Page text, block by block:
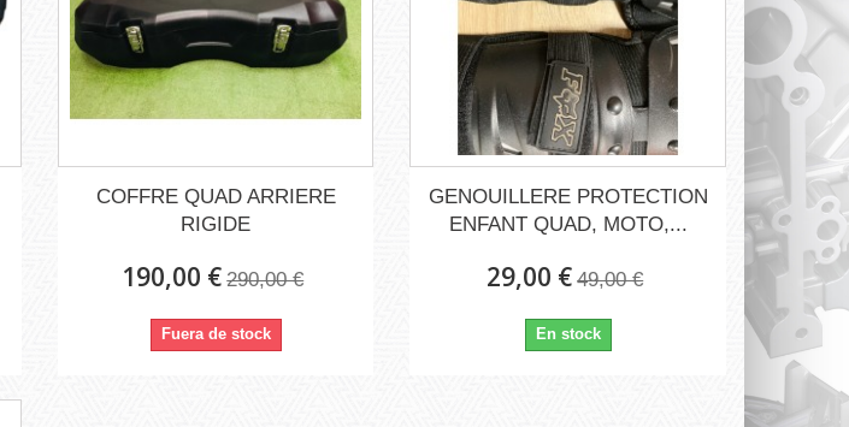
COFFRE QUAD ARRIERE
RIGIDE
190,00 € 290,00 €
Fuera de stock
GENOUILLERE PROTECTION
ENFANT QUAD, MOTO,...
29,00 € 49,00 €
En stock